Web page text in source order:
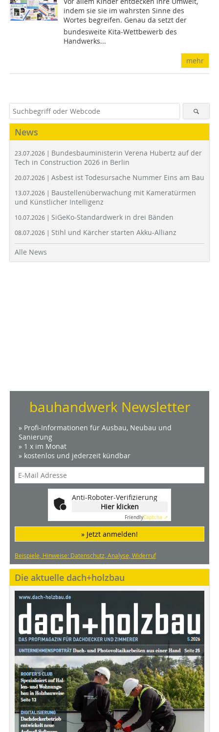
indem sie sie im wahrsten Sinne des
Wortes begreifen. Genau da setzt der
bundesweite Kita-Wettbewerb des
Handwerks...
mehr
News
23.07.2026 | Bundesbauministerin Verena Hubertz auf der
Tech in Construction 2026 in Berlin
20.07.2026 | Asbest ist Todesursache Nummer Eins am Bau
13.07.2026 | Baustellenüberwachung mit Kameratürmen
und Künstlicher Intelligenz
10.07.2026 | SiGeKo-Standardwerk in drei Bänden
08.07.2026 | Stihl und Kärcher starten Akku-Allianz
Alle News
bauhandwerk Newsletter
» Profi-Informationen für Ausbau, Neubau und
Sanierung
» 1 x im Monat
» kostenlos und jederzeit kündbar
Anti-Roboter-Verifizierung
Hier klicken
FriendlyCaptcha ⇗
» Jetzt anmelden!
Beispiele, Hinweise: Datenschutz, Analyse, Widerruf
Die aktuelle dach+holzbau